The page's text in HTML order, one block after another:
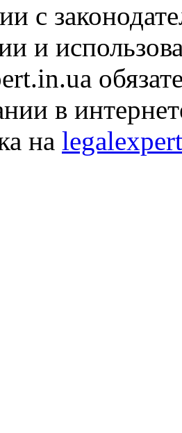
с
и
в
на